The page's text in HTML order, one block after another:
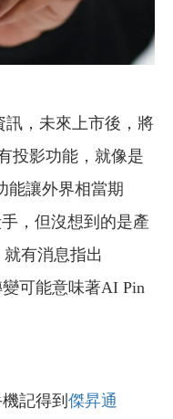
訊，未來上市後，將
投影功能，就像是
能讓外界相當期
，但沒想到的是產
有消息指出
可能意味著AI Pin
記得到 傑昇通